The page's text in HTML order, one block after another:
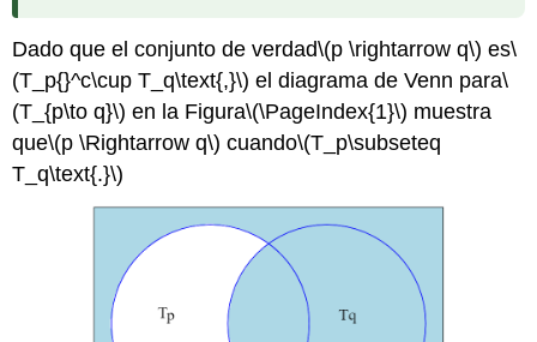
Dado que el conjunto de verdad\(p \rightarrow q\) es\
(T_p{}^c\cup T_q\text{,}\) el diagrama de Venn para\
(T_{p\to q}\) en la Figura\(\PageIndex{1}\) muestra
que\(p \Rightarrow q\) cuando\(T_p\subseteq
T_q\text{.}\)